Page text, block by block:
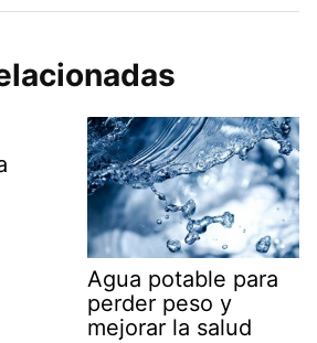
Agua potable para
perder peso y
mejorar la salud